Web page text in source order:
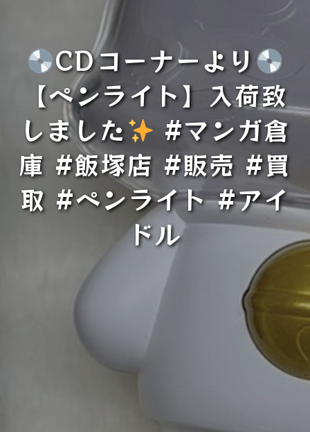
CDコーナーより
【ペンライト】入荷致
しました
#マンガ倉
庫 #飯塚店 #販売 #買
取 #ペンライト #アイ
ドル